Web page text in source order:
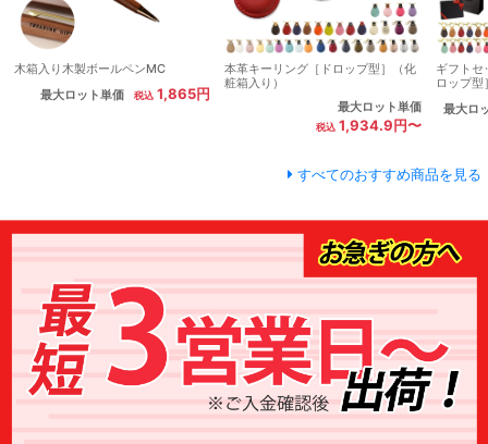
木箱入り木製ボールペンMC
最大ロット単価
1,865円
本革キーリング［ドロップ型］（化
粧箱入り）
最大ロット単価
1,934.9円〜
ギフトセ
ロップ
最大ロ
すべてのおすすめ商品を見る